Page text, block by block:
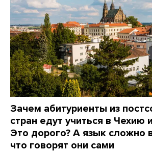
Зачем абитуриенты из
стран едут учиться в Чехию
Это дорого? А язык сложно
что говорят они сами